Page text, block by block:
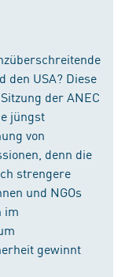
den USA? Diese
der ANEC
jüngst
von
denn die
strengere
und NGOs
im
gewinnt